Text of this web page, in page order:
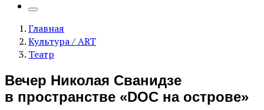
Главная
Культура / ART
Театр
Вечер Николая Сванидзе
в пространстве «DOC на острове»